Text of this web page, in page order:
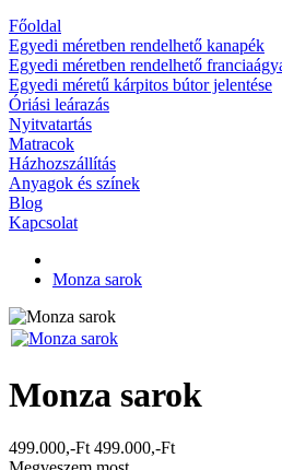
Főoldal
Egyedi méretben rendelhető kanapék
Egyedi méretben rendelhető
Egyedi méretű kárpitos bútor jelentése
Óriási leárazás
Nyitvatartás
Matracok
Házhozszállítás
Anyagok és színek
Blog
Kapcsolat
Monza sarok
Monza sarok
499.000,-Ft 499.000,-Ft